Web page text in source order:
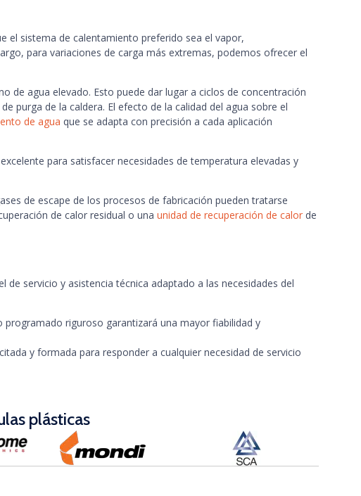
el sistema de calentamiento preferido sea el vapor,
para variaciones de carga más extremas, podemos ofrecer el
de agua elevado. Esto puede dar lugar a ciclos de concentración
purga de la caldera. El efecto de la calidad del agua sobre el
de agua que se adapta con precisión a cada aplicación
para satisfacer necesidades de temperatura elevadas y
de escape de los procesos de fabricación pueden tratarse
de calor residual o una unidad de recuperación de calor de
servicio y asistencia técnica adaptado a las necesidades del
riguroso garantizará una mayor fiabilidad y
y formada para responder a cualquier necesidad de servicio
plásticas